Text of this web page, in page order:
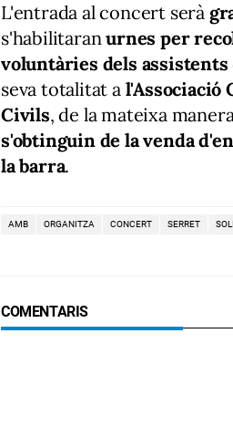
L'entrada al concert serà
s'habilitaranurnes per
voluntàries dels assistents
seva totalitat a l'Associació
Civils, de la mateixa
s'obtinguin de la venda
la barra.
AMB ORGANITZA CONCERT SERRET
COMENTARIS